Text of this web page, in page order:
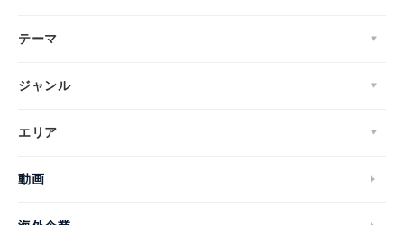
テーマ
ジャンル
エリア
動画